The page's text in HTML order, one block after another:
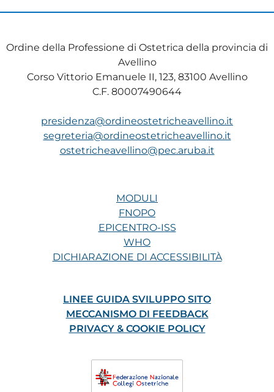
Ordine della Professione di Ostetrica della provincia di
Avellino
Corso Vittorio Emanuele II, 123, 83100 Avellino
C.F. 80007490644
presidenza@ordineostetricheavellino.it
segreteria@ordineostetricheavellino.it
ostetricheavellino@pec.aruba.it
MODULI
FNOPO
EPICENTRO-ISS
WHO
DICHIARAZIONE DI ACCESSIBILITÀ
LINEE GUIDA SVILUPPO SITO
MECCANISMO DI FEEDBACK
PRIVACY & COOKIE POLICY